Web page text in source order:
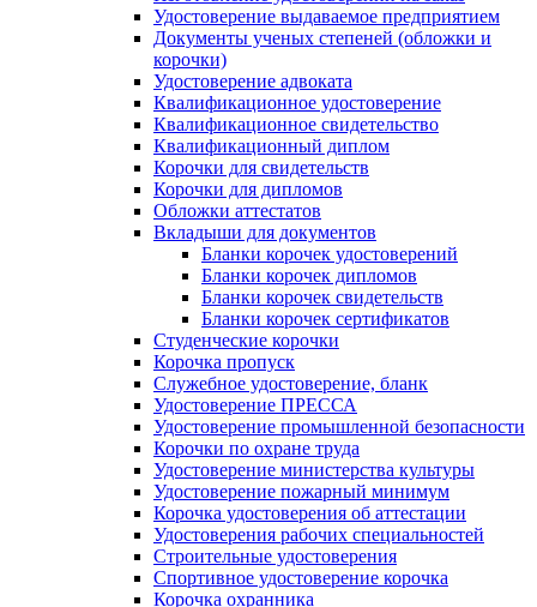
Удостоверение выдаваемое предприятием
Документы ученых степеней (обложки и
корочки)
Удостоверение адвоката
Квалификационное удостоверение
Квалификационное свидетельство
Квалификационный диплом
Корочки для свидетельств
Корочки для дипломов
Обложки аттестатов
Вкладыши для документов
Бланки корочек удостоверений
Бланки корочек дипломов
Бланки корочек свидетельств
Бланки корочек сертификатов
Студенческие корочки
Корочка пропуск
Служебное удостоверение, бланк
Удостоверение ПРЕССА
Удостоверение промышленной безопасности
Корочки по охране труда
Удостоверение министерства культуры
Удостоверение пожарный минимум
Корочка удостоверения об аттестации
Удостоверения рабочих специальностей
Строительные удостоверения
Спортивное удостоверение корочка
Корочка охранника